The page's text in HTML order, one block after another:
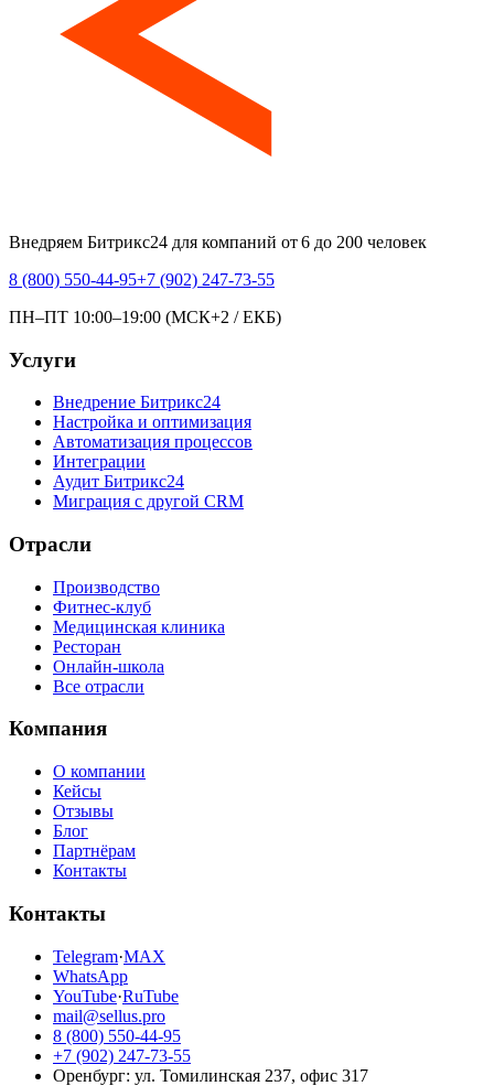
Внедряем Битрикс24 для компаний от 6 до 200 человек
8 (800) 550-44-95+7 (902) 247-73-55
ПН–ПТ 10:00–19:00 (МСК+2 / ЕКБ)
Услуги
Внедрение Битрикс24
Настройка и оптимизация
Автоматизация процессов
Интеграции
Аудит Битрикс24
Миграция с другой CRM
Отрасли
Производство
Фитнес-клуб
Медицинская клиника
Ресторан
Онлайн-школа
Все отрасли
Компания
О компании
Кейсы
Отзывы
Блог
Партнёрам
Контакты
Контакты
Telegram·MAX
WhatsApp
YouTube·RuTube
mail@sellus.pro
8 (800) 550-44-95
+7 (902) 247-73-55
Оренбург: ул. Томилинская 237, офис 317